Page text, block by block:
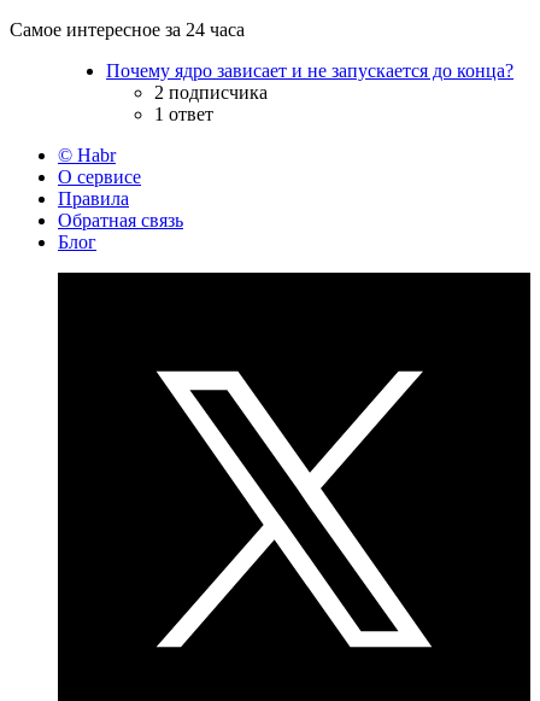
Самое интересное за 24 часа
Почему ядро зависает и не запускается до конца?
2 подписчика
1 ответ
© Habr
О сервисе
Правила
Обратная связь
Блог